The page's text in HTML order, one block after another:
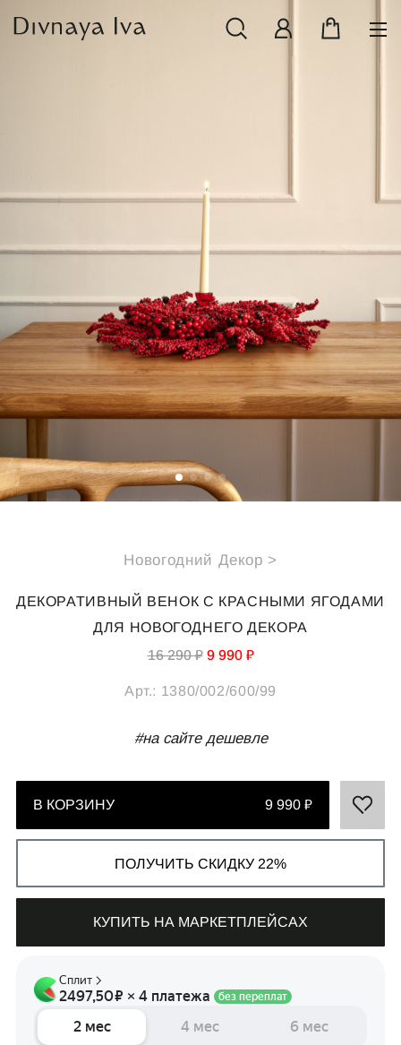
Новогодний Декор >
ДЕКОРАТИВНЫЙ ВЕНОК С КРАСНЫМИ ЯГОДАМИ
ДЛЯ НОВОГОДНЕГО ДЕКОРА
16 290 ₽ 9 990 ₽
Арт.: 1380/002/600/99
#на сайте дешевле
В КОРЗИНУ 9 990 ₽
ПОЛУЧИТЬ СКИДКУ 22%
КУПИТЬ НА МАРКЕТПЛЕЙСАХ
ПОСУДА И СЕРВИРОВКА
МЕБЕЛЬ
КОЛЛЕКЦИИ ПОСТЕЛЬНОГО БЕЛЬЯ
КОЛЛЕКЦИЯ ИЗ МАССИВА ДУБА
СПЕЦИАЛЬНЫЕ ПРЕДЛОЖЕНИЯ
ПОДАРОЧНАЯ КАРТА
Каталог
О компании
ПОКУПАТЕЛЯМ
Подарочная карта
Доставка
Оплата
Обмен и возврат
Полезные статьи
КОНТАКТЫ
СВЯЗАТЬСЯ С НАМИ
+7 495 011-28-05
Телеграм
Whats App